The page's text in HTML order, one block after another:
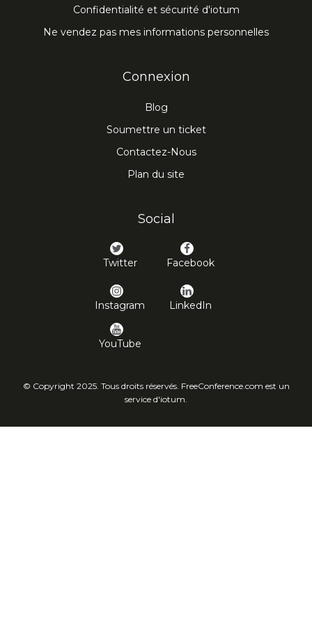
Confidentialité et sécurité d'iotum
Ne vendez pas mes informations personnelles
Connexion
Blog
Soumettre un ticket
Contactez-Nous
Plan du site
Social
Twitter Facebook
Instagram LinkedIn
YouTube
© Copyright 2025. Tous droits réservés. FreeConference.com est un
service d'iotum.